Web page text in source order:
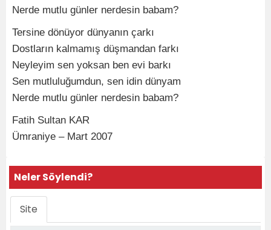
Nerde mutlu günler nerdesin babam?
Tersine dönüyor dünyanın çarkı
Dostların kalmamış düşmandan farkı
Neyleyim sen yoksan ben evi barkı
Sen mutluluğumdun, sen idin dünyam
Nerde mutlu günler nerdesin babam?
Fatih Sultan KAR
Ümraniye – Mart 2007
Neler Söylendi?
Site